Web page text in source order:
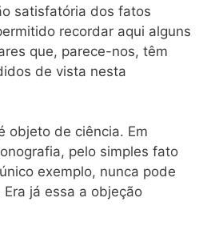
satisfatória dos fatos
recordar aqui alguns
que, parece-nos, têm
de vista nesta
objeto de ciência. Em
pelo simples fato
exemplo, nunca pode
já essa a objeção